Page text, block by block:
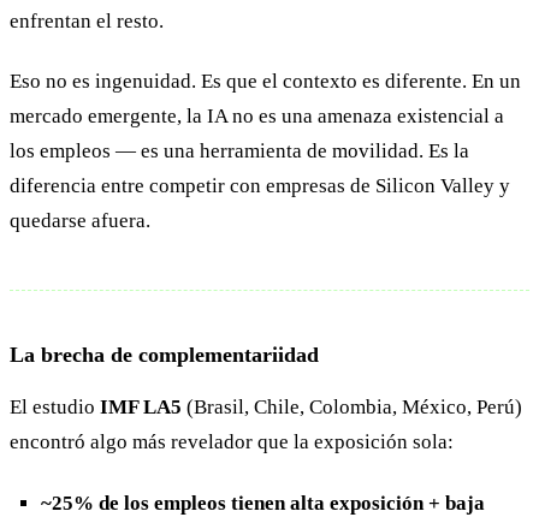
enfrentan el resto.
Eso no es ingenuidad. Es que el contexto es diferente. En un
mercado emergente, la IA no es una amenaza existencial a
los empleos — es una herramienta de movilidad. Es la
diferencia entre competir con empresas de Silicon Valley y
quedarse afuera.
La brecha de complementariidad
El estudio IMF LA5 (Brasil, Chile, Colombia, México, Perú)
encontró algo más revelador que la exposición sola:
~25% de los empleos tienen alta exposición + baja